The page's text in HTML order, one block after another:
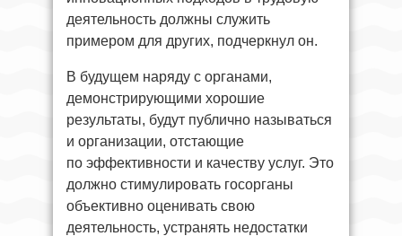
деятельность должны служить
примером для других, подчеркнул он.
В будущем наряду с органами,
демонстрирующими хорошие
результаты, будут публично называться
и организации, отстающие
по эффективности и качеству услуг. Это
должно стимулировать госорганы
объективно оценивать свою
деятельность, устранять недостатки